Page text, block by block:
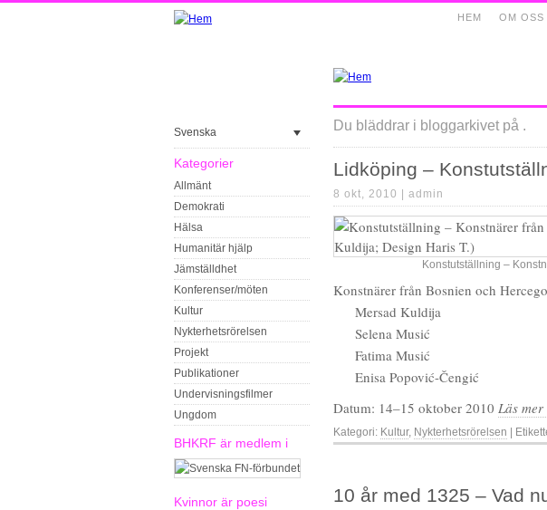
OM OSS
HEM
Svenska
Kategorier
Allmänt
Demokrati
Hälsa
Humanitär hjälp
Jämställdhet
Konferenser/möten
Kultur
Nykterhetsrörelsen
Projekt
Publikationer
Undervisningsfilmer
Ungdom
BHKRF är medlem i
Kvinnor är poesi
Du bläddrar i bloggarkivet på .
Lidköping –
8 okt, 2010 | admin
Konstutställning –
Konstnärer från Bosnien och
Mersad Kuldija
Selena Musić
Fatima Musić
Enisa Popović-Čengić
Datum: 14–15 oktober 2010 Läs
Kategori: Kultur, Nykterhetsrörelsen |
10 år med 1325 – Vad